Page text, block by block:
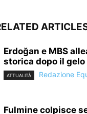
Erdoğan e MBS
storica dopo il gelo
ATTUALITÀ Redazione
Fulmine colpisce